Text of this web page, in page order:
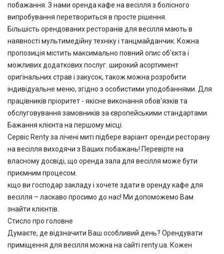
побажання. З нами оренда кафе на весілля з болісного
випробування перетвориться в просте рішення.
Більшість орендованих ресторанів для весілля мають в
наявності мультимедійну техніку і танцмайданчик. Кожна
пропозиція містить максимально повний опис об'єкта і
можливих додаткових послуг. широкий асортимент
оригінальних страв і закусок, також можна розробити
індивідуальне меню, згідно з особистими уподобаннями. Для
працівників пріоритет - якісне виконання обов'язків та
обслуговування замовників за європейськими стандартами.
Бажання клієнта на першому місці.
Сервіс Rentyза лічені миті підбере варіанторенди ресторану
на весілля виходячи з Ваших побажань! Перевірте на
власному досвіді, що оренда зала для весілля може бути
приємним процесом.
кщо ви господар закладу і хочете здати в оренду кафе для
весілля – ласкаво просимо до нас! Ми допоможемо Вам
знайти клієнтів.
Стисло про головне
Думаєте, де відзначити Ваш особливий день? Орендувати
приміщення для весілля можна на сайті renty.ua. Кожен